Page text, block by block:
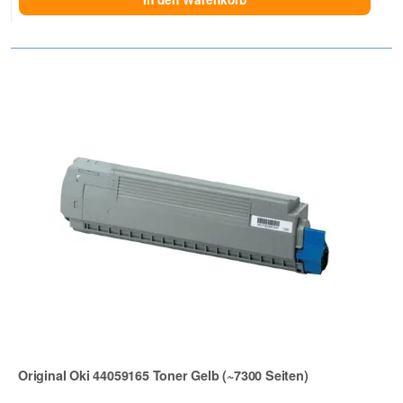
Original Oki 44059165 Toner Gelb (~7300 Seiten)
Zur Artikelbewertung